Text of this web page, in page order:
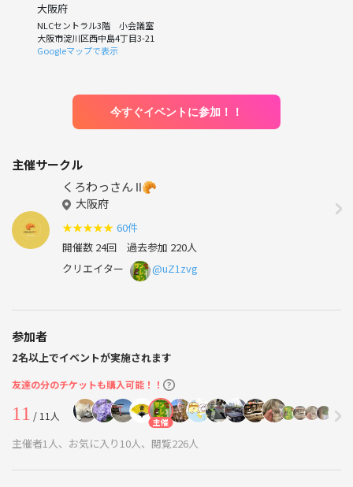
大阪府
NLCセントラル3階 小会議室
大阪市淀川区西中島4丁目3-21
Googleマップで表示
今すぐイベントに参加！！
主催サークル
くろわっさん Ⅱ🥐
大阪府
★★★★★ 60件
開催数 24回 過去参加 220人
クリエイター
@uZ1zvg
参加者
2名以上でイベントが実施されます
友達の分のチケットも購入可能！！
11 / 11人 主催
主催者1人、お気に入り10人、閲覧226人